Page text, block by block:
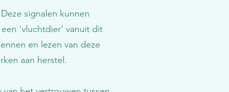
signalen kunnen
een 'vluchtdier' vanuit dit
en lezen van deze
aan herstel.